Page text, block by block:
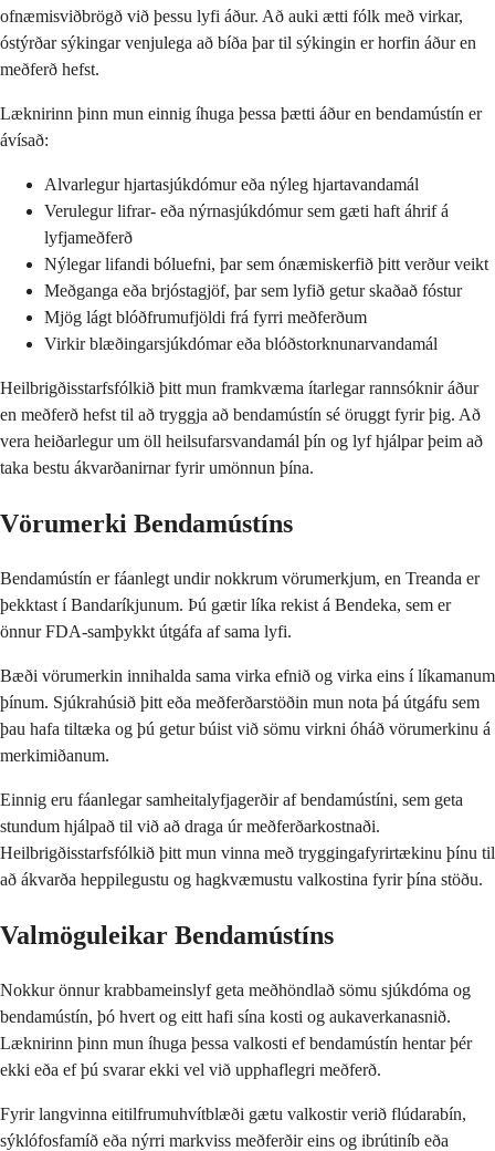
ofnæmisviðbrögð við þessu lyfi áður. Að auki ætti fólk með virkar,
óstýrðar sýkingar venjulega að bíða þar til sýkingin er horfin áður en
meðferð hefst.
Læknirinn þinn mun einnig íhuga þessa þætti áður en bendamústín er
ávísað:
Alvarlegur hjartasjúkdómur eða nýleg hjartavandamál
Verulegur lifrar- eða nýrnasjúkdómur sem gæti haft áhrif á
lyfjameðferð
Nýlegar lifandi bóluefni, þar sem ónæmiskerfið þitt verður veikt
Meðganga eða brjóstagjöf, þar sem lyfið getur skaðað fóstur
Mjög lágt blóðfrumufjöldi frá fyrri meðferðum
Virkir blæðingarsjúkdómar eða blóðstorknunarvandamál
Heilbrigðisstarfsfólkið þitt mun framkvæma ítarlegar rannsóknir áður
en meðferð hefst til að tryggja að bendamústín sé öruggt fyrir þig. Að
vera heiðarlegur um öll heilsufarsvandamál þín og lyf hjálpar þeim að
taka bestu ákvarðanirnar fyrir umönnun þína.
Vörumerki Bendamústíns
Bendamústín er fáanlegt undir nokkrum vörumerkjum, en Treanda er
þekktast í Bandaríkjunum. Þú gætir líka rekist á Bendeka, sem er
önnur FDA-samþykkt útgáfa af sama lyfi.
Bæði vörumerkin innihalda sama virka efnið og virka eins í líkamanum
þínum. Sjúkrahúsið þitt eða meðferðarstöðin mun nota þá útgáfu sem
þau hafa tiltæka og þú getur búist við sömu virkni óháð vörumerkinu á
merkimiðanum.
Einnig eru fáanlegar samheitalyfjagerðir af bendamústíni, sem geta
stundum hjálpað til við að draga úr meðferðarkostnaði.
Heilbrigðisstarfsfólkið þitt mun vinna með tryggingafyrirtækinu þínu til
að ákvarða heppilegustu og hagkvæmustu valkostina fyrir þína stöðu.
Valmöguleikar Bendamústíns
Nokkur önnur krabbameinslyf geta meðhöndlað sömu sjúkdóma og
bendamústín, þó hvert og eitt hafi sína kosti og aukaverkanasnið.
Læknirinn þinn mun íhuga þessa valkosti ef bendamústín hentar þér
ekki eða ef þú svarar ekki vel við upphaflegri meðferð.
Fyrir langvinna eitilfrumuhvítblæði gætu valkostir verið flúdarabín,
sýklófosfamíð eða nýrri markviss meðferðir eins og ibrútiníb eða